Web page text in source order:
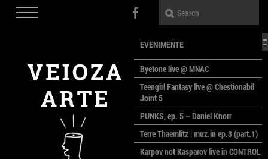
EVENIMENTE
Byetone live @ MNAC
Teengirl Fantasy live @ Chestionabil
Joint 5
PUNKS, ep. 5 – Daniel Knorr
Terre Thaemlitz | muz.in ep.3 (part.1)
Karpov not Kasparov live in CONTROL